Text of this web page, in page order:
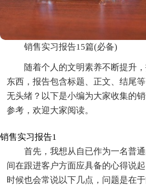
销售实习报告15篇(必备)
随着个人的文明素养不断提升
东西，报告包含标题、正文、结尾
无头绪？以下是小编为大家收集的
参考，欢迎大家阅读。
销售实习报告1
首先，我想从自已作为一名普
间在跟进客户方面应具备的心得说
时候也会常说以下几点，问题是在